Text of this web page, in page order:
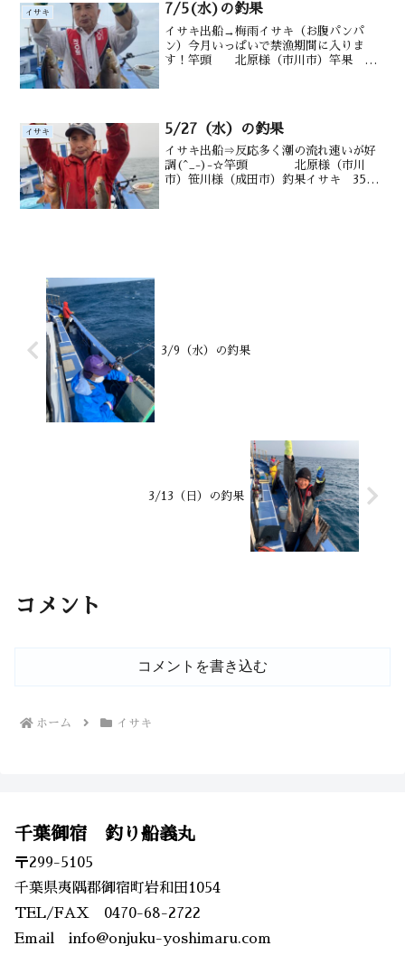
イサキ 7/5(水)の釣果
イサキ出船→梅雨イサキ（お腹パンパ
ン）今月いっぱいで禁漁期間に入りま
す！竿頭 北原様（市川市）竿果
イサキ 5/27（水）の釣果
イサキ出船⇒反応多く潮の流れ速いが好
調(^_-)-☆竿頭 北原様（市川
市）笹川様（成田市）釣果イサキ 35～
3/9（水）の釣果
3/13（日）の釣果
コメント
コメントを書き込む
ホーム イサキ
千葉御宿 釣り船義丸
〒299-5105
千葉県夷隅郡御宿町岩和田1054
TEL/FAX 0470-68-2722
Email info@onjuku-yoshimaru.com